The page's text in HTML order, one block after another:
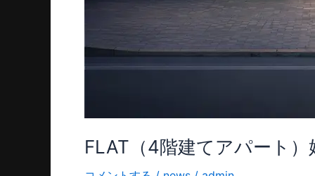
FLAT（4階建てアパート）